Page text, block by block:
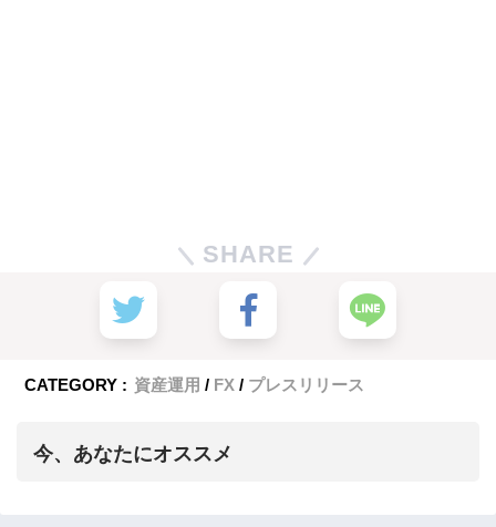
SHARE
CATEGORY : 資産運用 FX プレスリリース
今、あなたにオススメ